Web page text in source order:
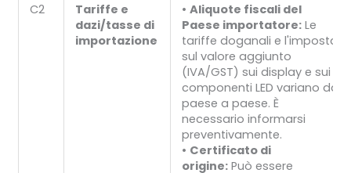
C2
Tariffe e
dazi/tasse di
importazione
•Aliquote fiscali del
Paese importatore: Le
tariffe doganali e l'imposta
sul valore aggiunto
(IVA/GST) sui display e sui
componenti LED variano da
paese a paese. È
necessario informarsi
preventivamente.
• Certificato di
origine: Può essere